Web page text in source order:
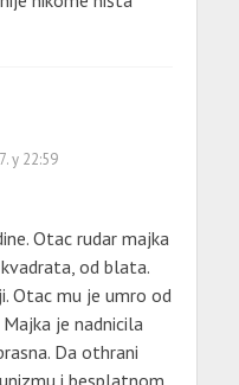
у 22:59
Otac rudar majka
od blata.
Otac mu je umro od
je nadnicila
Da othrani
i besplatnom